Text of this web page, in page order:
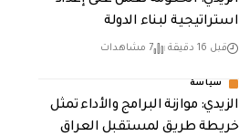
استراتيجية لبناء الدولة
قبل 16 دقيقة 7 مشاهدات
سياسة
الزيدي: موازنة البرامج والأداء تمثل
خريطة طريق لمستقبل العراق